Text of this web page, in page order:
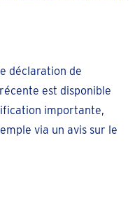
déclaration de
est disponible
importante,
via un avis sur le